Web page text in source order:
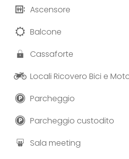
proposte sia dolci che salate.
Fotografie e testi forniti da
Ascensore
Balcone
Cassaforte
Locali Ricovero Bici e
Parcheggio
Parcheggio custodito
Sala meeting